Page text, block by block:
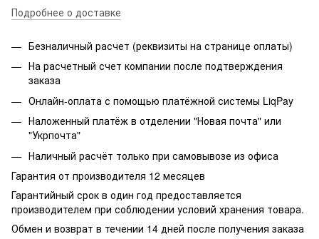
Подробнее о доставке
Безналичный расчет (реквизиты на странице оплаты)
На расчетный счет компании после подтверждения
заказа
Онлайн-оплата с помощью платёжной системы LiqPay
Наложенный платёж в отделении "Новая почта" или
"Укрпочта"
Наличный расчёт только при самовывозе из офиса
Гарантия от производителя 12 месяцев
Гарантийный срок в один год предоставляется
производителем при соблюдении условий хранения товара.
Обмен и возврат в течении 14 дней после получения заказа